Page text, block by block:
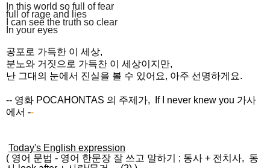
In this world so full of fear
full of rage and lies
I can see the truth so clear
In your eyes
공포로 가득한 이 세상,
분노와 거짓으로 가득찬 이 세상이지만,
난 그대의 눈에서 진실을 볼 수 있어요, 아주 선명하게요.
-- 영화 POCAHONTAS 의 주제가, If I never knew you 가사
에서 --
Today's English expression
( 영어 문법 - 영어 한문장 잘 쓰고 말하기 ; 동사 + 전치사, 동